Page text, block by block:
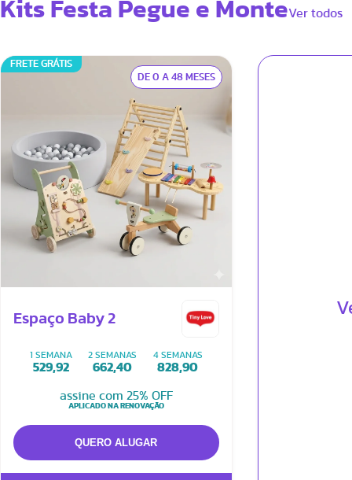
Kits Festa Pegue e MonteVer todos
FRETE GRÁTIS
DE 0 A 48 MESES
Espaço Baby 2
1 SEMANA
529,92
2 SEMANAS
662,40
4 SEMANAS
828,90
assine com 25% OFF
APLICADO NA RENOVAÇÃO